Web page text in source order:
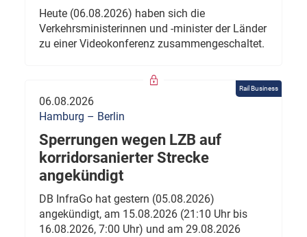
Heute (06.08.2026) haben sich die
Verkehrsministerinnen und -minister der Länder
zu einer Videokonferenz zusammengeschaltet.
Rail Business
06.08.2026
Hamburg – Berlin
Sperrungen wegen LZB auf
korridorsanierter Strecke
angekündigt
DB InfraGo hat gestern (05.08.2026)
angekündigt, am 15.08.2026 (21:10 Uhr bis
16.08.2026, 7:00 Uhr) und am 29.08.2026